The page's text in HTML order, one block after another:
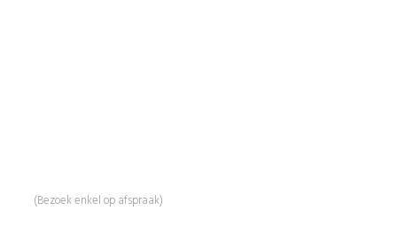
(Bezoek enkel op afspraak)